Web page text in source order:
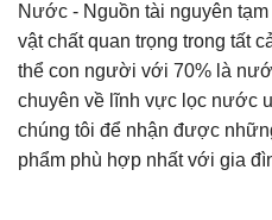
Nước - Nguồn tài nguyên
vật chất quan trọng trong tất
thể con người với 70% là
chuyên về lĩnh vực lọc nước
chúng tôi để nhận được
phẩm phù hợp nhất với gia